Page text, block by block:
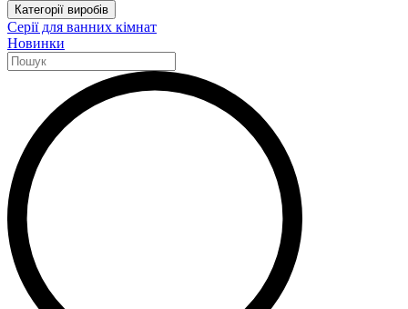
Категорії виробів
Серії для ванних кімнат
Новинки